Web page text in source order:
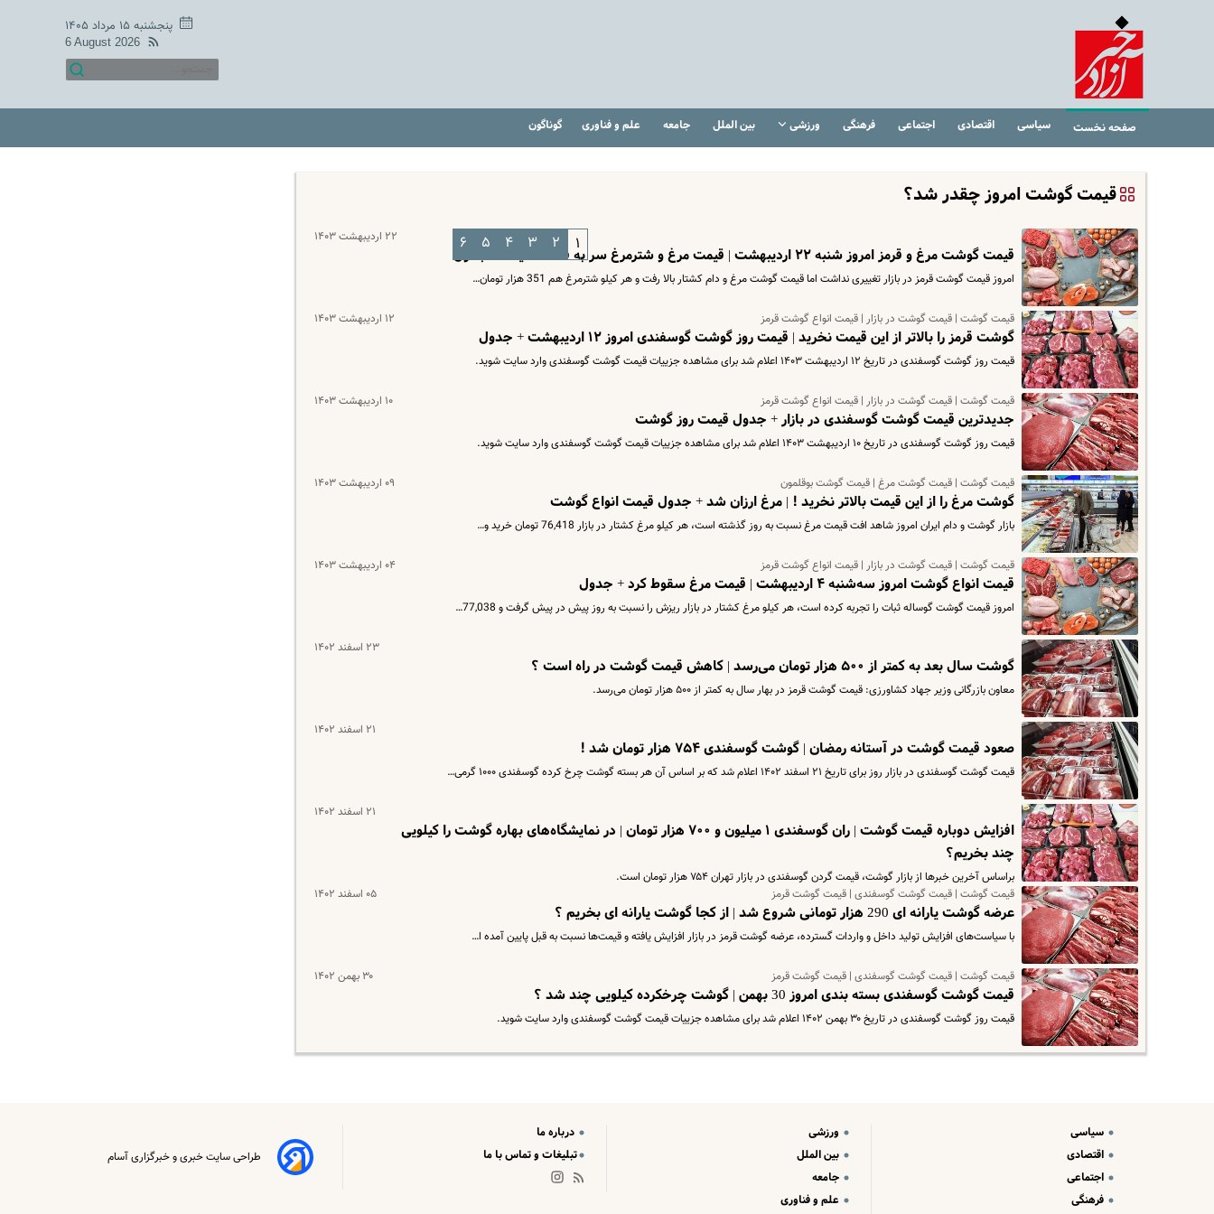
پنجشنبه ۱۵ مرداد ۱۴۰۵
6 August 2026
صفحه نخست سیاسی اقتصادی اجتماعی فرهنگی ورزشی بین الملل جامعه علم و فناوری گوناگون
قیمت گوشت امروز چقدر شد؟
۲۲ اردیبهشت ۱۴۰۳
قیمت گوشت مرغ و قرمز امروز شنبه ۲۲ اردیبهشت | قیمت مرغ و شترمرغ سر به فلک کشید ! + جدول
امروز قیمت گوشت قرمز در بازار تغییری نداشت اما قیمت گوشت مرغ و دام کشتار بالا رفت و هر کیلو شترمرغ هم 351 هزار تومان…
قیمت گوشت | قیمت گوشت در بازار | قیمت انواع گوشت قرمز ۱۲ اردیبهشت ۱۴۰۳
گوشت قرمز را بالاتر از این قیمت نخرید | قیمت روز گوشت گوسفندی امروز ۱۲ اردیبهشت + جدول
قیمت روز گوشت گوسفندی در تاریخ ۱۲ اردیبهشت ۱۴۰۳ اعلام شد برای مشاهده جزییات قیمت گوشت گوسفندی وارد سایت شوید.
قیمت گوشت | قیمت گوشت در بازار | قیمت انواع گوشت قرمز ۱۰ اردیبهشت ۱۴۰۳
جدیدترین قیمت گوشت گوسفندی در بازار + جدول قیمت روز گوشت
قیمت روز گوشت گوسفندی در تاریخ ۱۰ اردیبهشت ۱۴۰۳ اعلام شد برای مشاهده جزییات قیمت گوشت گوسفندی وارد سایت شوید.
قیمت گوشت | قیمت گوشت مرغ | قیمت گوشت بوقلمون ۰۹ اردیبهشت ۱۴۰۳
گوشت مرغ را از این قیمت بالاتر نخرید ! | مرغ ارزان شد + جدول قیمت انواع گوشت
بازار گوشت و دام ایران امروز شاهد افت قیمت مرغ نسبت به روز گذشته است، هر کیلو مرغ کشتار در بازار 76,418 تومان خرید و…
قیمت گوشت | قیمت گوشت در بازار | قیمت انواع گوشت قرمز ۰۴ اردیبهشت ۱۴۰۳
قیمت انواع گوشت امروز سه‌شنبه ۴ اردیبهشت | قیمت مرغ سقوط کرد + جدول
امروز قیمت گوشت گوساله ثبات را تجربه کرده است، هر کیلو مرغ کشتار در بازار ریزش را نسبت به روز پیش در پیش گرفت و 77,038…
۲۳ اسفند ۱۴۰۲
گوشت سال بعد به کمتر از ۵۰۰ هزار تومان می‌رسد | کاهش قیمت گوشت در راه است ؟
معاون بازرگانی وزیر جهاد کشاورزی: قیمت گوشت قرمز در بهار سال به کمتر از ۵۰۰ هزار تومان می‌رسد.
۲۱ اسفند ۱۴۰۲
صعود قیمت گوشت در آستانه رمضان | گوشت گوسفندی ۷۵۴ هزار تومان شد !
قیمت گوشت گوسفندی در بازار روز برای تاریخ ۲۱ اسفند ۱۴۰۲ اعلام شد که بر اساس آن هر بسته گوشت چرخ کرده گوسفندی ۱۰۰۰ گرمی…
۲۱ اسفند ۱۴۰۲
افزایش دوباره قیمت گوشت | ران گوسفندی ۱ میلیون و ۷۰۰ هزار تومان | در نمایشگاه‌های بهاره گوشت را کیلویی
چند بخریم؟
براساس آخرین خبرها از بازار گوشت، قیمت گردن گوسفندی در بازار تهران ۷۵۴ هزار تومان است.
قیمت گوشت | قیمت گوشت گوسفندی | قیمت گوشت قرمز
۰۵ اسفند ۱۴۰۲
عرضه گوشت یارانه ای 290 هزار تومانی شروع شد | از کجا گوشت یارانه ای بخریم ؟
با سیاست‌های افزایش تولید داخل و واردات گسترده، عرضه گوشت قرمز در بازار افزایش یافته و قیمت‌ها نسبت به قبل پایین آمده ا…
قیمت گوشت | قیمت گوشت گوسفندی | قیمت گوشت قرمز ۳۰ بهمن ۱۴۰۲
قیمت گوشت گوسفندی بسته بندی امروز 30 بهمن | گوشت چرخکرده کیلویی چند شد ؟
قیمت روز گوشت گوسفندی در تاریخ ۳۰ بهمن ۱۴۰۲ اعلام شد برای مشاهده جزییات قیمت گوشت گوسفندی وارد سایت شوید.
۱ ۲ ۳ ۴ ۵ ۶
سیاسی
اقتصادی
اجتماعی
فرهنگی
ورزشی
بین الملل
جامعه
علم و فناوری
درباره ما
تبلیغات و تماس با ما
طراحی سایت خبری و خبرگزاری آسام